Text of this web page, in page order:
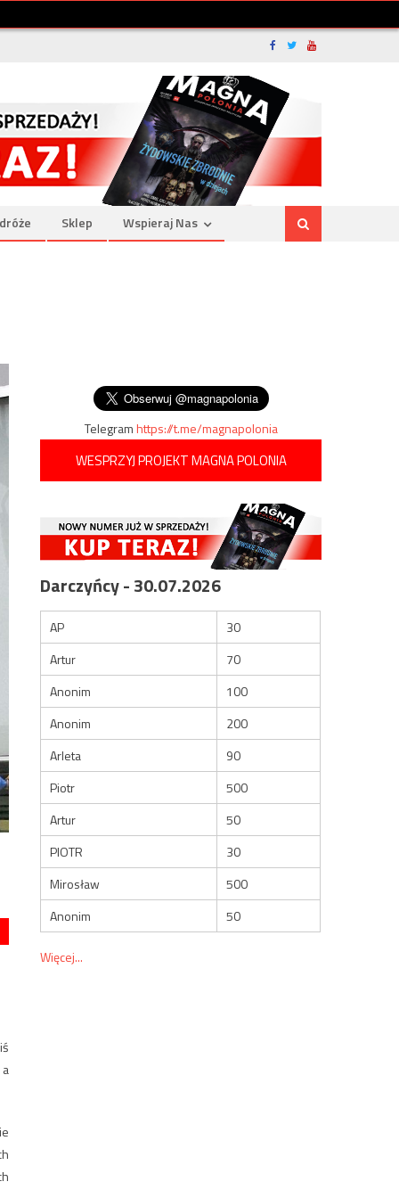
Sklep Wspieraj Nas
Telegramhttps://t.me/magnapolonia
WESPRZYJ PROJEKT MAGNA POLONIA
Darczyńcy - 30.07.2026
AP
30
Artur
70
Anonim
100
Anonim
200
Arleta
90
Piotr
500
Artur
50
PIOTR
30
Mirosław
500
Anonim
50
Więcej...